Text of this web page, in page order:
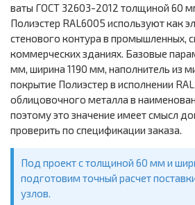
ваты ГОСТ 32603-2012 толщиной 60
Полиэстер RAL6005 используют как
стенового контура в промышленных,
коммерческих зданиях. Базовые
мм, ширина 1190 мм, наполнитель из
покрытие Полиэстер в исполнении
облицовочного металла в
поэтому это значение имеет смысл
проверить по спецификации заказа.
Под проект с толщиной 60 мм и
подготовим точный расчет
узлов.